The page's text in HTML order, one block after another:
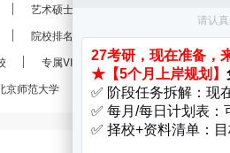
艺术硕士
院校排名 考研真题 经验分享
专属VIP VIP定制
28考研
京师范大学 南京大学 南开大学